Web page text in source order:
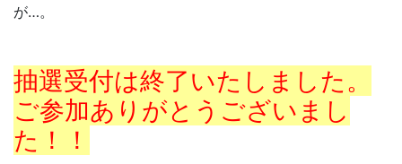
が…。
抽選受付は終了いたしました。
ご参加ありがとうございまし
た！！